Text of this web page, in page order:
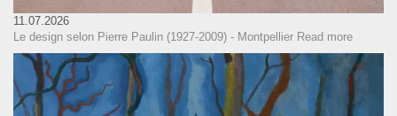
11.07.2026
Le design selon Pierre Paulin (1927-2009) - Montpellier Read more